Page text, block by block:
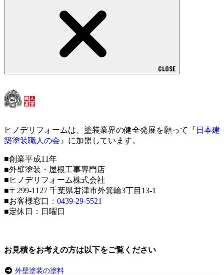
CLOSE
ヒノデリフォームは、塗装業界の健全発展を願って『 日本建
築塗装職人の会 』に加盟しています。
■創業平成11年
■外壁塗装・屋根工事専門店
■ヒノデリフォーム株式会社
■〒299-1127 千葉県君津市外箕輪3丁目13-1
■お客様窓口： 0439-29-5521
■定休日：日曜日
お見積をお考えの方は以下をご覧ください
外壁塗装の塗料